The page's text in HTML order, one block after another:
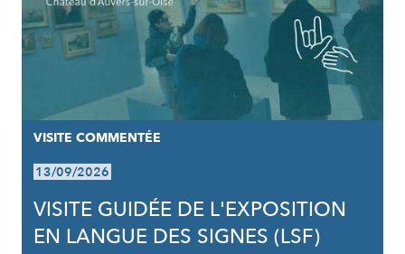
VISITE COMMENTÉE
13/09/2026
VISITE GUIDÉE DE L'EXPOSITION
EN LANGUE DES SIGNES (LSF)